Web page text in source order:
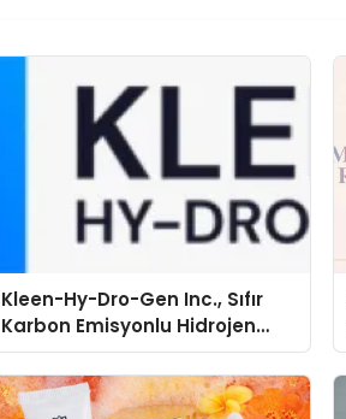
Kleen-Hy-Dro-Gen Inc., Sıfır
Karbon Emisyonlu Hidrojen
Isıtma Teknolojisinde ISO ve
TSSA Düzenleyici Onaylarını
Aldı